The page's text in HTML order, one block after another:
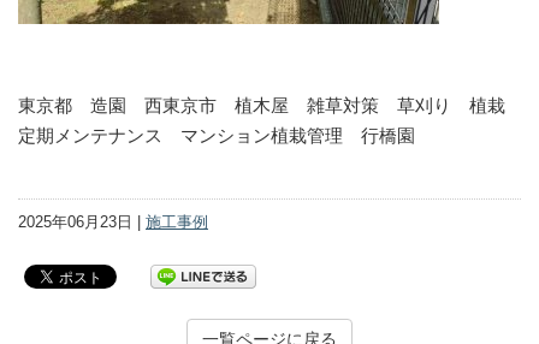
東京都 造園 西東京市 植木屋 雑草対策 草刈り 植栽
定期メンテナンス マンション植栽管理 行橋園
2025年06月23日 | 施工事例
一覧ページに戻る